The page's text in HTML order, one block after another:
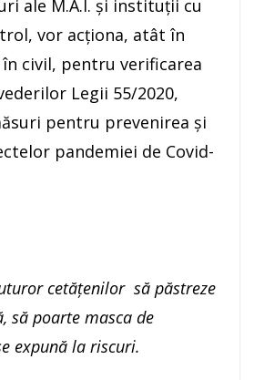
ale M.A.I. și instituții cu
vor acționa, atât în
civil, pentru verificarea
Legii 55/2020,
pentru prevenirea și
pandemiei de Covid-
cetăţenilor să păstreze
să poarte masca de
expună la riscuri.